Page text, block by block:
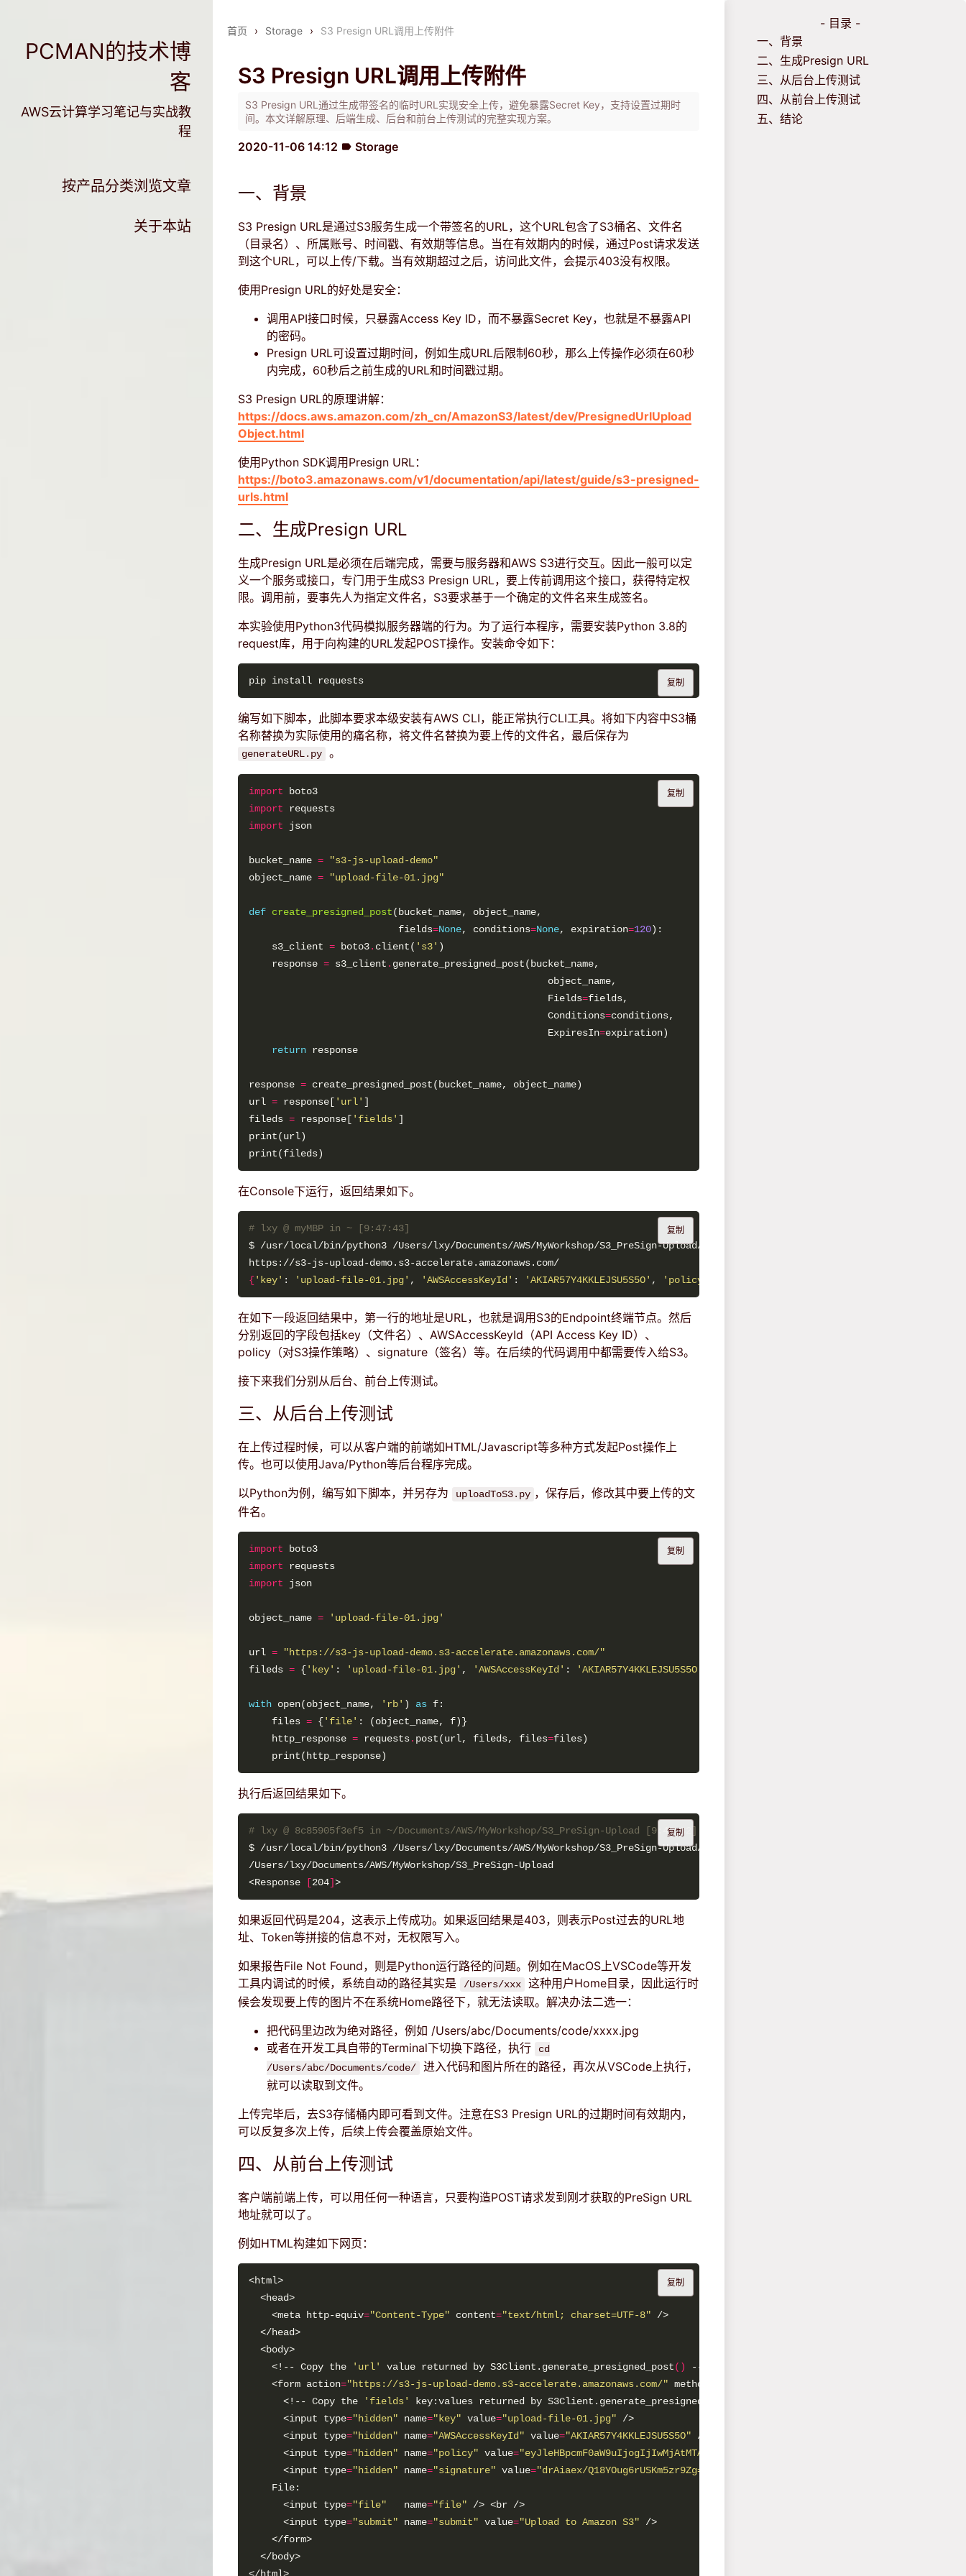
首页 › Storage › S3 Presign URL调用上传附件
S3 Presign URL调用上传附件
S3 Presign URL通过生成带签名的临时URL实现安全上传，避免暴露Secret Key，支持设置过期时
间。本文详解原理、后端生成、后台和前台上传测试的完整实现方案。
2020-11-06 14:12 label Storage
一、背景
S3 Presign URL是通过S3服务生成一个带签名的URL，这个URL包含了S3桶名、文件名
（目录名）、所属账号、时间戳、有效期等信息。当在有效期内的时候，通过Post请求发送
到这个URL，可以上传/下载。当有效期超过之后，访问此文件，会提示403没有权限。
使用Presign URL的好处是安全：
调用API接口时候，只暴露Access Key ID，而不暴露Secret Key，也就是不暴露API
的密码。
Presign URL可设置过期时间，例如生成URL后限制60秒，那么上传操作必须在60秒
内完成，60秒后之前生成的URL和时间戳过期。
S3 Presign URL的原理讲解：
https://docs.aws.amazon.com/zh_cn/AmazonS3/latest/dev/PresignedUrlUpload
Object.html
使用Python SDK调用Presign URL：
https://boto3.amazonaws.com/v1/documentation/api/latest/guide/s3-presigned-
urls.html
二、生成Presign URL
生成Presign URL是必须在后端完成，需要与服务器和AWS S3进行交互。因此一般可以定
义一个服务或接口，专门用于生成S3 Presign URL，要上传前调用这个接口，获得特定权
限。调用前，要事先人为指定文件名，S3要求基于一个确定的文件名来生成签名。
本实验使用Python3代码模拟服务器端的行为。为了运行本程序，需要安装Python 3.8的
request库，用于向构建的URL发起POST操作。安装命令如下：
pip install requests 复制
编写如下脚本，此脚本要求本级安装有AWS CLI，能正常执行CLI工具。将如下内容中S3桶
名称替换为实际使用的痛名称，将文件名替换为要上传的文件名，最后保存为
generateURL.py 。
import
boto3
import
requests
import
json
bucket_name =
"s3-js-upload-demo"
object_name = "upload-file-01.jpg"
def create_presigned_post
                          fields
=None, conditions=None, expiration=120
    s3_client
= boto3. client( 's3'
    response
= s3_client .
                                                    Fields
=
                                                    Conditions
=
                                                    ExpiresIn
=
return
response
response =
url = response[ 'url'
fileds = response[ 'fields'
复制
在Console下运行，返回结果如下。
# lxy @ myMBP in ~ [9:47:43]
https://s3-js-upload-demo.s3-accelerate.amazonaws.com/
{'key' : 'upload-file-01.jpg' , 'AWSAccessKeyId' : 'AKIAR57Y4KKLEJSU5S5O' , 'policy'
复制
在如下一段返回结果中，第一行的地址是URL，也就是调用S3的Endpoint终端节点。然后
分别返回的字段包括key（文件名）、AWSAccessKeyId（API Access Key ID）、
policy（对S3操作策略）、signature（签名）等。在后续的代码调用中都需要传入给S3。
接下来我们分别从后台、前台上传测试。
三、从后台上传测试
在上传过程时候，可以从客户端的前端如HTML/Javascript等多种方式发起Post操作上
传。也可以使用Java/Python等后台程序完成。
以Python为例，编写如下脚本，并另存为
uploadToS3.py ，保存后，修改其中要上传的文
件名。
import
boto3
import
requests
import
json
object_name = 'upload-file-01.jpg'
url =
"https://s3-js-upload-demo.s3-accelerate.amazonaws.com/"
fileds = {'key' : 'upload-file-01.jpg' , 'AWSAccessKeyId' : 'AKIAR57Y4KKLEJSU5S5O'
with open(object_name, 'rb' ) as
    files
= {'file'
    http_response
= requests. post(url, fileds, files=
复制
执行后返回结果如下。
# lxy @ 8c85905f3ef5 in ~/Documents/AWS/MyWorkshop/S3_PreSign-Upload [9:48:32]
<Response
[204] >
复制
如果返回代码是204，这表示上传成功。如果返回结果是403，则表示Post过去的URL地
址、Token等拼接的信息不对，无权限写入。
如果报告File Not Found，则是Python运行路径的问题。例如在MacOS上VSCode等开发
工具内调试的时候，系统自动的路径其实是
/Users/xxx
这种用户Home目录，因此运行时
候会发现要上传的图片不在系统Home路径下，就无法读取。解决办法二选一：
把代码里边改为绝对路径，例如 /Users/abc/Documents/code/xxxx.jpg
或者在开发工具自带的Terminal下切换下路径，执行
cd
/Users/abc/Documents/code/
进入代码和图片所在的路径，再次从VSCode上执行，
就可以读取到文件。
上传完毕后，去S3存储桶内即可看到文件。注意在S3 Presign URL的过期时间有效期内，
可以反复多次上传，后续上传会覆盖原始文件。
四、从前台上传测试
客户端前端上传，可以用任何一种语言，只要构造POST请求发到刚才获取的PreSign URL
地址就可以了。
例如HTML构建如下网页：
<html>
  <head>
    <meta http-equiv
="Content-Type" content="text/html; charset=UTF-8"
/>
  </head>
  <body>
    <!-- Copy the
'url' value returned by S3Client.generate_presigned_post()
    <form action
="https://s3-js-upload-demo.s3-accelerate.amazonaws.com/" method
      <!-- Copy the
'fields' key:values returned by S3Client.generate_presigned_post
      <input type
="hidden" name="key" value="upload-file-01.jpg"
/>
      <input type
="hidden" name="AWSAccessKeyId" value="AKIAR57Y4KKLEJSU5S5O"
      <input type
="hidden" name="policy" value=
      <input type
="hidden" name="signature" value="drAiaex/Q18YOug6rUSKm5zr9Zg="
      <input type
="file"
   name
="file"
/> <br />
      <input type
="submit" name="submit" value="Upload to Amazon S3"
/>
    </form>
  </body>
复制
PCMAN的技术博
客
AWS云计算学习笔记与实战教
程
按产品分类浏览文章
关于本站
- 目录 -
一、背景
二、生成Presign URL
三、从后台上传测试
四、从前台上传测试
五、结论